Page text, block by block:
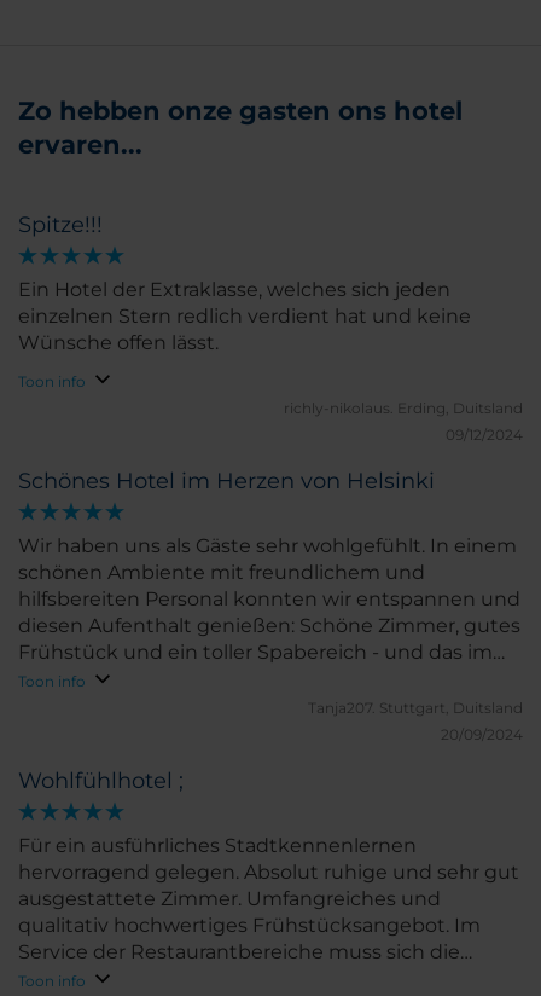
Zo hebben onze gasten ons hotel
ervaren...
Spitze!!!
Ein Hotel der Extraklasse, welches sich jeden
einzelnen Stern redlich verdient hat und keine
Wünsche offen lässt.
Toon info
richly-nikolaus. Erding, Duitsland
09/12/2024
Schönes Hotel im Herzen von Helsinki
Wir haben uns als Gäste sehr wohlgefühlt. In einem
schönen Ambiente mit freundlichem und
hilfsbereiten Personal konnten wir entspannen und
diesen Aufenthalt genießen: Schöne Zimmer, gutes
Frühstück und ein toller Spabereich - und das im
Herzen von Helsinki. Vielen Dank!
Toon info
Tanja207. Stuttgart, Duitsland
20/09/2024
Wohlfühlhotel ;
Für ein ausführliches Stadtkennenlernen
hervorragend gelegen. Absolut ruhige und sehr gut
ausgestattete Zimmer. Umfangreiches und
qualitativ hochwertiges Frühstücksangebot. Im
Service der Restaurantbereiche muss sich die
Mannschaft noch etwas verbessern.
Toon info